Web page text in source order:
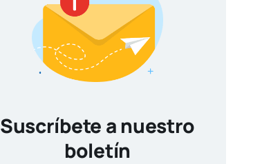
Suscríbete a nuestro
boletín